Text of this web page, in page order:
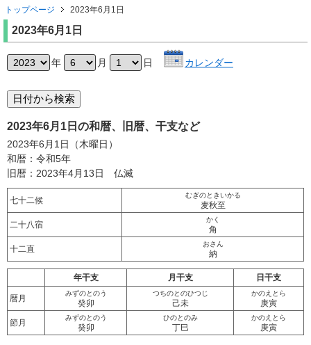
トップページ 2023年6月1日
2023年6月1日
年 月 日 カレンダー
2023年6月1日の和暦、旧暦、干支など
2023年6月1日（木曜日）
和暦：令和5年
旧暦：2023年4月13日 仏滅
七十二候
むぎのときいかる
麦秋至
二十八宿
かく
角
十二直
おさん
納
年干支 月干支 日干支
暦月
みずのとのう
癸卯
つちのとのひつじ
己未
かのえとら
庚寅
節月
みずのとのう
癸卯
ひのとのみ
丁巳
かのえとら
庚寅